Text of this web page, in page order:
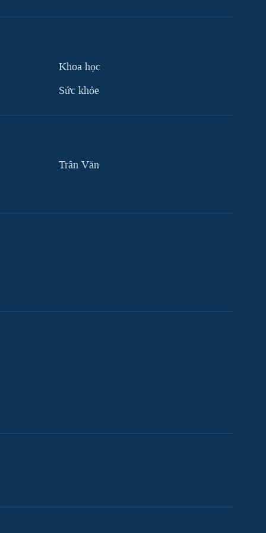
Khoa học
Sức khỏe
Trân Văn